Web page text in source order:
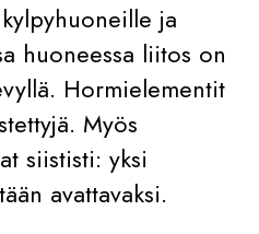
ja
huoneessa liitos on
Hormielementit
Myös
siististi: yksi
avattavaksi.